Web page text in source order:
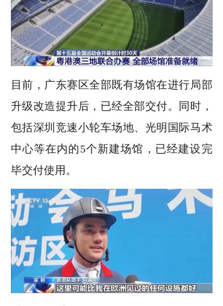
目前，广东赛区全部既有场馆在进行局部
升级改造提升后，已经全部交付。同时，
包括深圳竞速小轮车场地、光明国际马术
中心等在内的5个新建场馆，已经建设完
毕交付使用。